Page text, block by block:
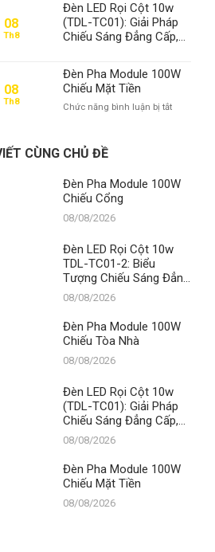
Module
100W
Chiếu
Nhà
08
Th8
Đèn LED Rọi Cột 10w
(TDL-TC01): Giải Pháp
Chiếu Sáng Đẳng Cấp,
08
Th8
Đèn Pha Module 100W
Chiếu Mặt Tiền
Chức năng bình luận bị tắtở
Mặt
CÙNG CHỦ ĐỀ
Đèn Pha Module 100W
Chiếu Cổng
08/08/2026
Đèn LED Rọi Cột 10w
TDL-TC01-2: Biểu
Tượng Chiếu Sáng Đẳng
Cấp, Khẳng Định Vị Thế
Số 1 Của Thành Đạt LED
08/08/2026
Đèn Pha Module 100W
Chiếu Tòa Nhà
08/08/2026
Đèn LED Rọi Cột 10w
(TDL-TC01): Giải Pháp
Chiếu Sáng Đẳng Cấp,
Khẳng Định Vị Thế Số 1
Của Thành Đạt LED
08/08/2026
Đèn Pha Module 100W
Chiếu Mặt Tiền
08/08/2026